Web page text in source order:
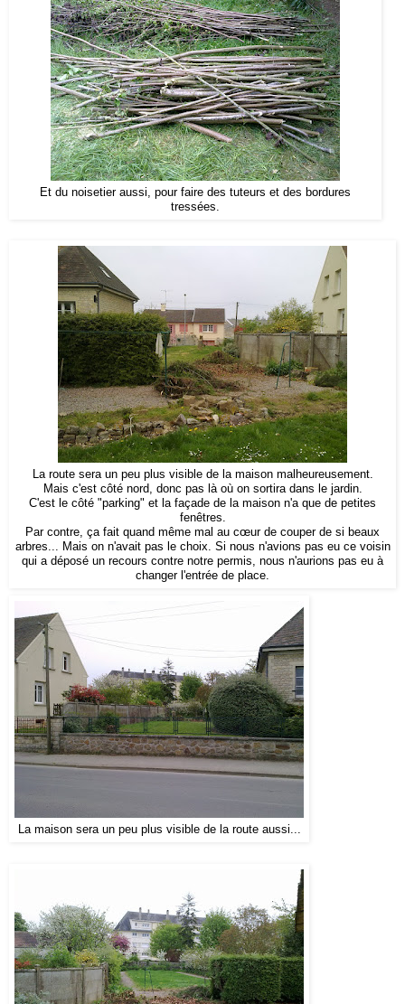
Et du noisetier aussi, pour faire des tuteurs et des bordures
tressées.
La route sera un peu plus visible de la maison malheureusement.
Mais c'est côté nord, donc pas là où on sortira dans le jardin.
C'est le côté "parking" et la façade de la maison n'a que de petites
fenêtres.
Par contre, ça fait quand même mal au cœur de couper de si beaux
arbres... Mais on n'avait pas le choix. Si nous n'avions pas eu ce voisin
qui a déposé un recours contre notre permis, nous n'aurions pas eu à
changer l'entrée de place.
La maison sera un peu plus visible de la route aussi...